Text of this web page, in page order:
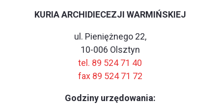
KURIA ARCHIDIECEZJI WARMIŃSKIEJ
ul. Pieniężnego 22,
10-006 Olsztyn
tel. 89 524 71 40
fax 89 524 71 72
Godziny urzędowania: